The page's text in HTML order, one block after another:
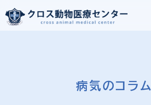
病気のコラム